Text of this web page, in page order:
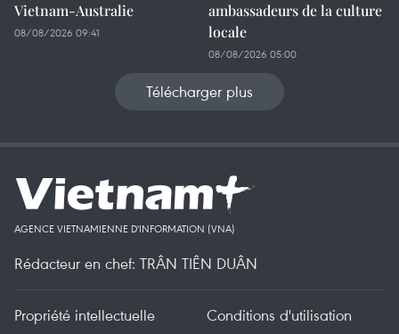
Vietnam-Australie
08/08/2026 09:41
ambassadeurs de la culture
locale
08/08/2026 05:00
Télécharger plus
AGENCE VIETNAMIENNE D'INFORMATION (VNA)
Rédacteur en chef: TRÂN TIÊN DUÂN
Propriété intellectuelle
Conditions d'utilisation